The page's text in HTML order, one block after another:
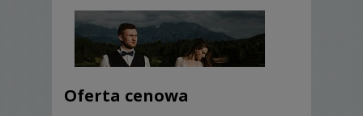
Oferta cenowa